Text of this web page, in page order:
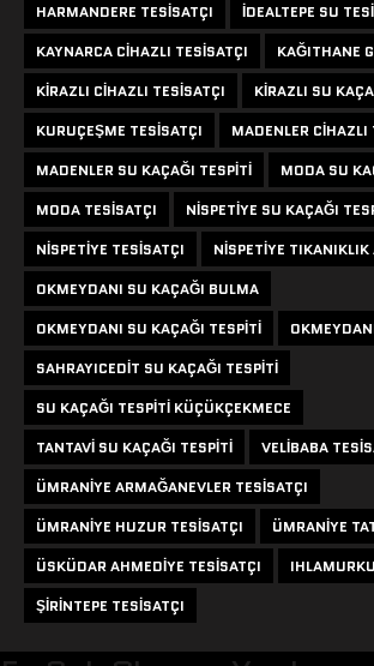
HARMANDERE TESISATÇI
IDEALTEPE SU
KAYNARCA CIHAZLI TESISATÇI
KAĞITHANE
KIRAZLI CIHAZLI TESISATÇI
KIRAZLI SU
KURUÇEŞME TESISATÇI
MADENLER CIHAZLI
MADENLER SU KAÇAĞI TESPITI
MODA SU
MODA TESISATÇI
NISPETIYE SU KAÇAĞI
NISPETIYE TESISATÇI
NISPETIYE TIKANIKLIK
OKMEYDANI SU KAÇAĞI BULMA
OKMEYDANI SU KAÇAĞI TESPITI
SAHRAYICEDIT SU KAÇAĞI TESPITI
SU KAÇAĞI TESPITI KÜÇÜKÇEKMECE
TANTAVI SU KAÇAĞI TESPITI
VELIBABA
ÜMRANIYE ARMAĞANEVLER TESISATÇI
ÜMRANIYE HUZUR TESISATÇI
ÜMRANIYE
ÜSKÜDAR AHMEDIYE TESISATÇI
ŞIRINTEPE TESISATÇI